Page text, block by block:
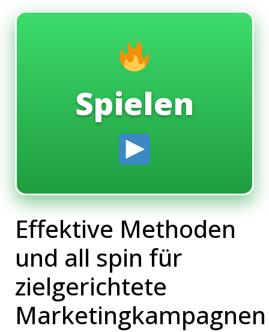
Spielen
Effektive Methoden
und all spin für
zielgerichtete
Marketingkampagnen